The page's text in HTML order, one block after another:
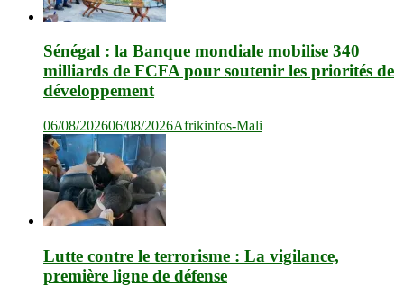
Sénégal : la Banque mondiale mobilise 340
milliards de FCFA pour soutenir les priorités de
développement
06/08/202606/08/2026Afrikinfos-Mali
Lutte contre le terrorisme : La vigilance,
première ligne de défense